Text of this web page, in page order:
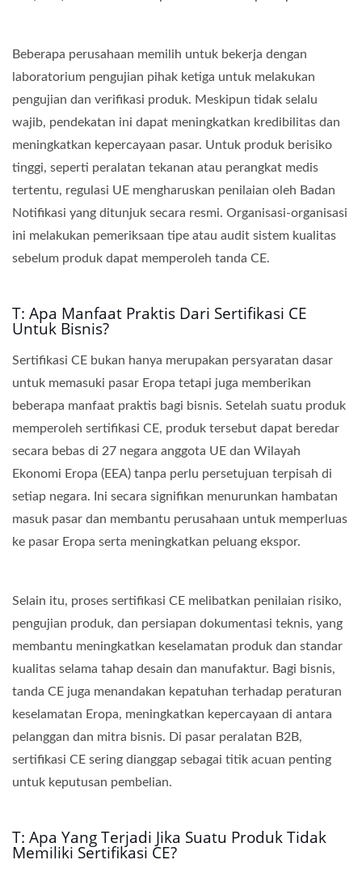
Beberapa perusahaan memilih untuk bekerja dengan
laboratorium pengujian pihak ketiga untuk melakukan
pengujian dan verifikasi produk. Meskipun tidak selalu
wajib, pendekatan ini dapat meningkatkan kredibilitas dan
meningkatkan kepercayaan pasar. Untuk produk berisiko
tinggi, seperti peralatan tekanan atau perangkat medis
tertentu, regulasi UE mengharuskan penilaian oleh Badan
Notifikasi yang ditunjuk secara resmi. Organisasi-organisasi
ini melakukan pemeriksaan tipe atau audit sistem kualitas
sebelum produk dapat memperoleh tanda CE.
T: Apa Manfaat Praktis Dari Sertifikasi CE
Untuk Bisnis?
Sertifikasi CE bukan hanya merupakan persyaratan dasar
untuk memasuki pasar Eropa tetapi juga memberikan
beberapa manfaat praktis bagi bisnis. Setelah suatu produk
memperoleh sertifikasi CE, produk tersebut dapat beredar
secara bebas di 27 negara anggota UE dan Wilayah
Ekonomi Eropa (EEA) tanpa perlu persetujuan terpisah di
setiap negara. Ini secara signifikan menurunkan hambatan
masuk pasar dan membantu perusahaan untuk memperluas
ke pasar Eropa serta meningkatkan peluang ekspor.
Selain itu, proses sertifikasi CE melibatkan penilaian risiko,
pengujian produk, dan persiapan dokumentasi teknis, yang
membantu meningkatkan keselamatan produk dan standar
kualitas selama tahap desain dan manufaktur. Bagi bisnis,
tanda CE juga menandakan kepatuhan terhadap peraturan
keselamatan Eropa, meningkatkan kepercayaan di antara
pelanggan dan mitra bisnis. Di pasar peralatan B2B,
sertifikasi CE sering dianggap sebagai titik acuan penting
untuk keputusan pembelian.
T: Apa Yang Terjadi Jika Suatu Produk Tidak
Memiliki Sertifikasi CE?